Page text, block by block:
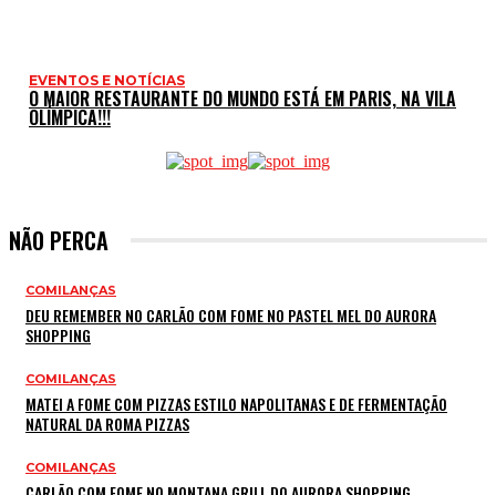
EVENTOS E NOTÍCIAS
O MAIOR RESTAURANTE DO MUNDO ESTÁ EM PARIS, NA VILA
OLÍMPICA!!!
NÃO PERCA
COMILANÇAS
DEU REMEMBER NO CARLÃO COM FOME NO PASTEL MEL DO AURORA
SHOPPING
COMILANÇAS
MATEI A FOME COM PIZZAS ESTILO NAPOLITANAS E DE FERMENTAÇÃO
NATURAL DA ROMA PIZZAS
COMILANÇAS